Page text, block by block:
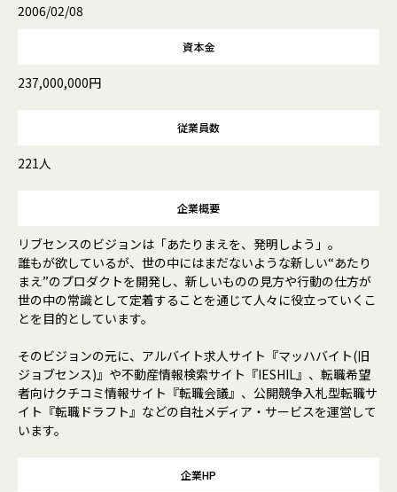
2006/02/08
資本金
237,000,000円
従業員数
221人
企業概要
リブセンスのビジョンは「あたりまえを、発明しよう」。
誰もが欲しているが、世の中にはまだないような新しい“あたり
まえ”のプロダクトを開発し、新しいものの見方や行動の仕方が
世の中の常識として定着することを通じて人々に役立っていくこ
とを目的としています。
そのビジョンの元に、アルバイト求人サイト『マッハバイト(旧
ジョブセンス)』や不動産情報検索サイト『IESHIL』、転職希望
者向けクチコミ情報サイト『転職会議』、公開競争入札型転職サ
イト『転職ドラフト』などの自社メディア・サービスを運営して
います。
企業HP